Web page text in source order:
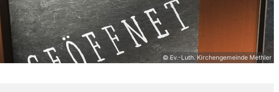
© Ev.-Luth. Kirchengemeinde Methler